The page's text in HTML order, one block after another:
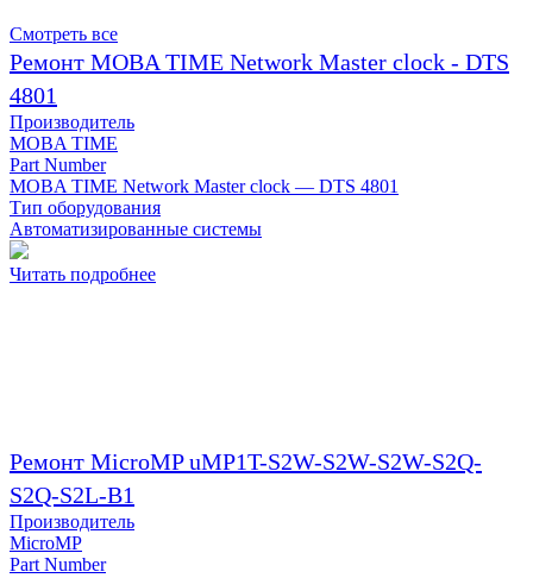
Смотреть все
Ремонт MOBA TIME Network Master clock - DTS
4801
Производитель
MOBA TIME
Part Number
MOBA TIME Network Master clock — DTS 4801
Тип оборудования
Автоматизированные системы
Читать подробнее
Ремонт MicroMP uMP1T-S2W-S2W-S2W-S2Q-
S2Q-S2L-B1
Производитель
MicroMP
Part Number